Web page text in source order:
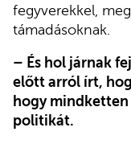
fegyverekkel,
támadásoknak.
– És hol járnak
előtt arról írt,
hogy
politikát.